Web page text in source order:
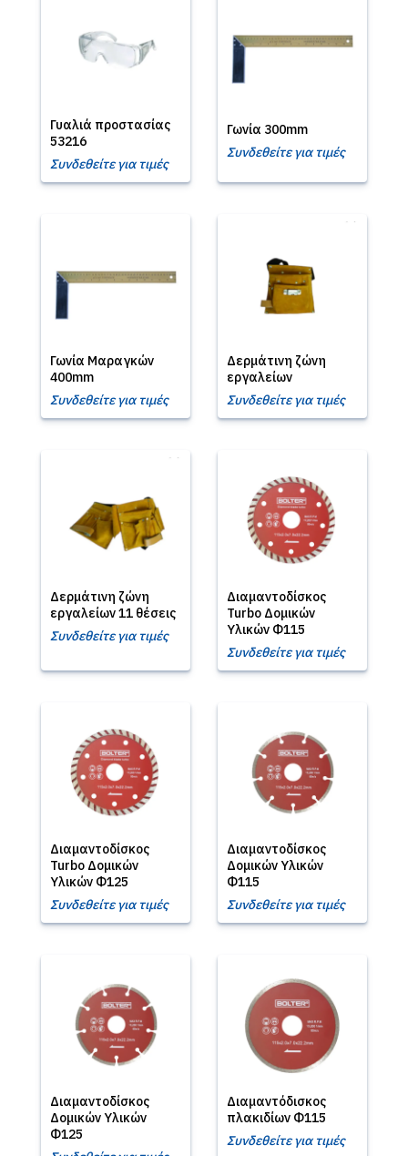
Γυαλιά προστασίας
53216
Συνδεθείτε για τιμές
Γωνία 300mm
Συνδεθείτε για τιμές
Γωνία Μαραγκών
400mm
Συνδεθείτε για τιμές
Δερμάτινη ζώνη
εργαλείων
Συνδεθείτε για τιμές
Δερμάτινη ζώνη
εργαλείων 11 θέσεις
Συνδεθείτε για τιμές
Διαμαντοδίσκος
Turbo Δομικών
Υλικών Φ115
Συνδεθείτε για τιμές
Διαμαντοδίσκος
Turbo Δομικών
Υλικών Φ125
Συνδεθείτε για τιμές
Διαμαντοδίσκος
Δομικών Υλικών
Φ115
Συνδεθείτε για τιμές
Διαμαντοδίσκος
Δομικών Υλικών
Φ125
Διαμαντόδισκος
πλακιδίων Φ115
Συνδεθείτε για τιμές